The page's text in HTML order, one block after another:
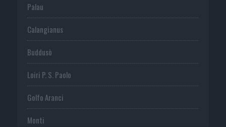
Palau
Calangianus
Buddusò
Loiri P. S. Paolo
Golfo Aranci
Monti